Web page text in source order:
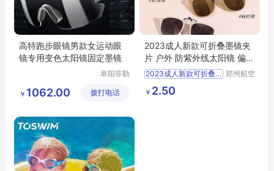
高特跑步眼镜男款女运动眼
镜专用变色太阳镜固定墨镜
阜阳菲勒
公司
￥ 1062.00 拨打电话
2023成人新款可折叠墨镜夹
片 户外 防紫外线太阳镜 偏光
夹片 SSS12
2023成人新款可折叠墨镜夹片
户外
防紫外线太阳镜
偏光夹片
郑州航空
￥ 2.50